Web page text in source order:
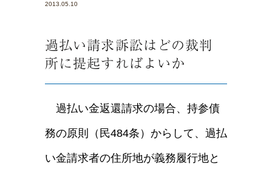
2013.05.10
過払い請求訴訟はどの裁判
所に提起すればよいか
過払い金返還請求の場合、持参債
務の原則（民484条）からして、過払
い金請求者の住所地が義務履行地と